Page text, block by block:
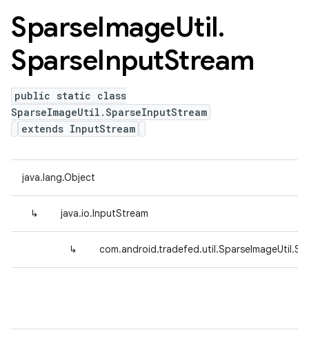
SparseImageUtil.
SparseInputStream
public static class
SparseImageUtil.SparseInputStream
extends InputStream
java.lang.Object
↳ java.io.InputStream
↳